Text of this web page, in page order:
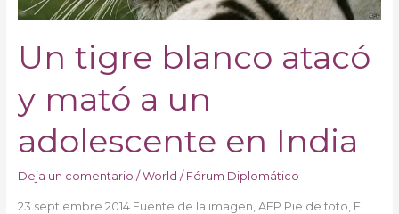
Un tigre blanco atacó
y mató a un
adolescente en India
Deja un comentario / World / Fórum Diplomático
23 septiembre 2014 Fuente de la imagen, AFP Pie de foto, El
en